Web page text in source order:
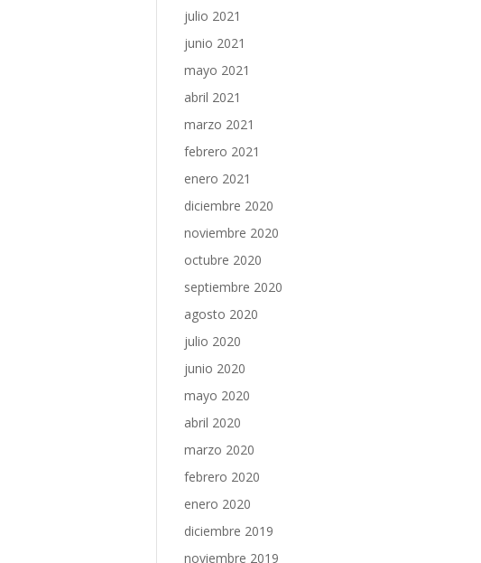
julio 2021
junio 2021
mayo 2021
abril 2021
marzo 2021
febrero 2021
enero 2021
diciembre 2020
noviembre 2020
octubre 2020
septiembre 2020
agosto 2020
julio 2020
junio 2020
mayo 2020
abril 2020
marzo 2020
febrero 2020
enero 2020
diciembre 2019
noviembre 2019